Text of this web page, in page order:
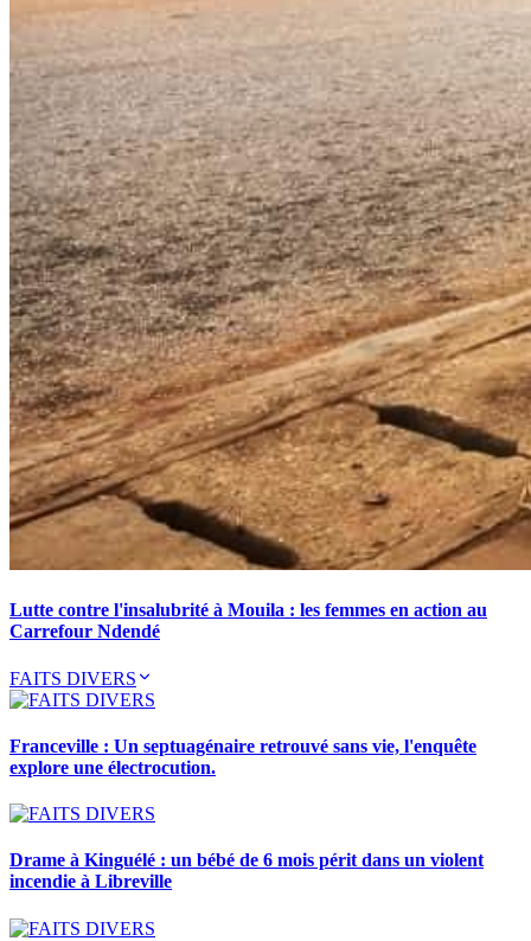
Lutte contre l'insalubrité à Mouila : les femmes en action au
Carrefour Ndendé
FAITS DIVERS
Franceville : Un septuagénaire retrouvé sans vie, l'enquête
explore une électrocution.
Drame à Kinguélé : un bébé de 6 mois périt dans un violent
incendie à Libreville